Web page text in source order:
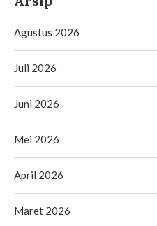
Agustus 2026
Juli 2026
Juni 2026
Mei 2026
April 2026
Maret 2026